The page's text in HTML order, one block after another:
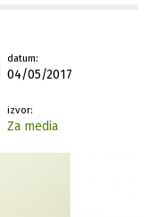
datum:
04/05/2017
izvor:
Za media